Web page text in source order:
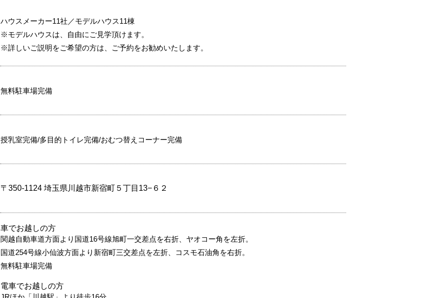
ハウスメーカー11社／モデルハウス11棟
※モデルハウスは、自由にご見学頂けます。
※詳しいご説明をご希望の方は、ご予約をお勧めいたします。
無料駐車場完備
授乳室完備/多目的トイレ完備/おむつ替えコーナー完備
〒350-1124 埼玉県川越市新宿町５丁目13−６２
車でお越しの方
関越自動車道方面より国道16号線旭町一交差点を右折、ヤオコー角を左折。
国道254号線小仙波方面より新宿町三交差点を左折、コスモ石油角を右折。
無料駐車場完備
電車でお越しの方